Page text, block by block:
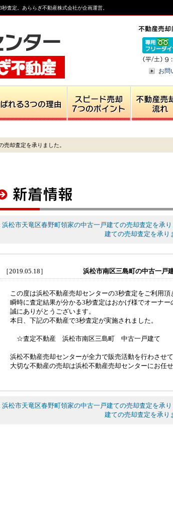
査定。あららぎ不動産株式会社が企画運営。
お問
売却査定を承りました。
浜松市天竜区春野町領家の中古一戸建ての売却査定を承り
建ての売却査定を承り
［2019.05.18］ 浜松市南区三島町の中古一戸
この度は浜松不動産売却センターの3秒査定をご利用頂
瞬時に査定結果が分かる3秒査定はおかげ様でオーナー
誠にありがとうございます。
本日、下記の不動産で3秒査定が実施されました。
☆査定不動産 浜松市南区三島町 中古一戸建て
浜松不動産売却センターが全力で販売活動を行わさせて
大切な不動産の売却は浜松不動産売却センターにお任せ
浜松市天竜区春野町領家の中古一戸建ての売却査定を承り
建ての売却査定を承り